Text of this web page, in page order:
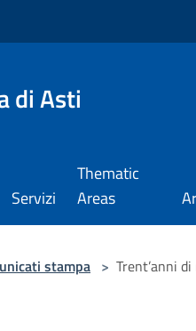
di Asti
Servizi
Thematic
Areas
stampa > Trent’anni